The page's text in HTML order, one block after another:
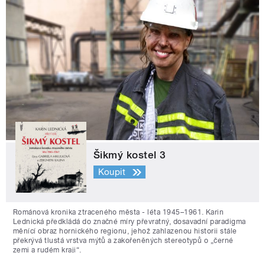
Šikmý kostel 3
Koupit
Románová kronika ztraceného města - léta 1945–1961. Karin
Lednická předkládá do značné míry převratný, dosavadní paradigma
měnící obraz hornického regionu, jehož zahlazenou historii stále
překrývá tlustá vrstva mýtů a zakořeněných stereotypů o „černé
zemi a rudém kraji“.